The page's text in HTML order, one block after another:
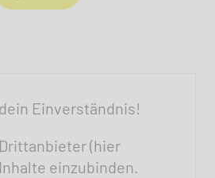
Einverständnis!
(hier
einzubinden.